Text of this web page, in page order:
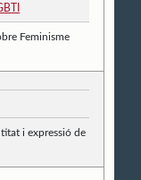
Feminisme
i expressió de